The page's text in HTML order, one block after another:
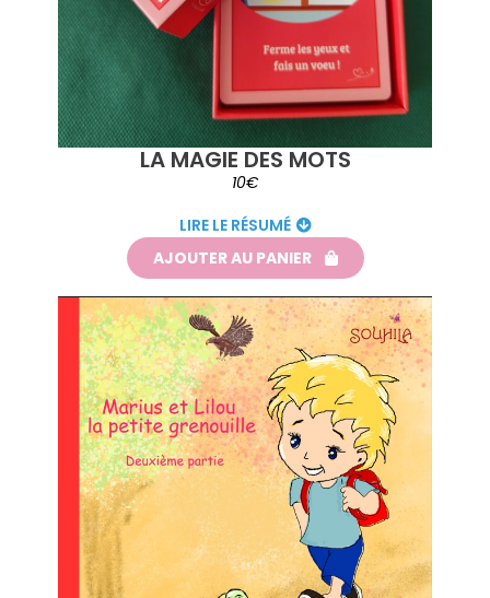
LA MAGIE DES MOTS
10€
LIRE LE RÉSUMÉ
AJOUTER AU PANIER